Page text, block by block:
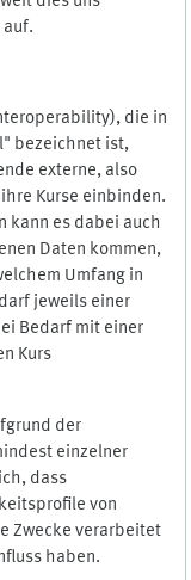
auf.
die in
bezeichnet ist,
externe, also
Kurse einbinden.
kann es dabei auch
Daten kommen,
Umfang in
jeweils einer
Bedarf mit einer
Kurs
der
einzelner
dass
von
Zwecke verarbeitet
haben.